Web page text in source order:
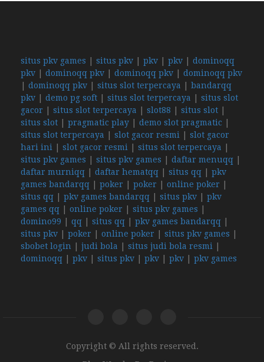
situs pkv games situs pkv pkv pkv
dominoqq
pkv
dominoqq pkv dominoqq pkv
dominoqq pkv
dominoqq pkv situs slot terpercaya
bandarqq
pkv
demo pg soft situs slot terpercaya
situs slot
gacor
situs slot terpercaya slot88 situs slot
situs slot
pragmatic play demo slot pragmatic
situs slot terpercaya
slot gacor resmi
slot gacor
hari ini
slot gacor resmi situs slot terpercaya
situs pkv games
situs pkv games daftar menuqq
daftar murniqq
daftar hematqq situs qq
pkv
games bandarqq
poker poker online poker
situs qq
pkv games bandarqq situs pkv
pkv
games qq
online poker situs pkv games
domino99
qq situs qq pkv games bandarqq
situs pkv
poker online poker situs pkv games
sbobet login
judi bola situs judi bola resmi
dominoqq
pkv situs pkv pkv pkv pkv games
Copyright © All rights reserved.